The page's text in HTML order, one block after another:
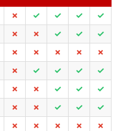
✗ ✓ ✓ ✓
✓
✗ ✗ ✓ ✓
✓
✗ ✗ ✗ ✗
✗
✗ ✓ ✓ ✓
✓
✗ ✗ ✓ ✓
✓
✗ ✗ ✓ ✓
✓
✗ ✗ ✗ ✗
✗